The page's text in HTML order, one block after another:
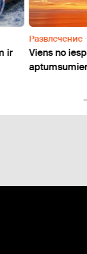
ir
Развлечение
Viens no